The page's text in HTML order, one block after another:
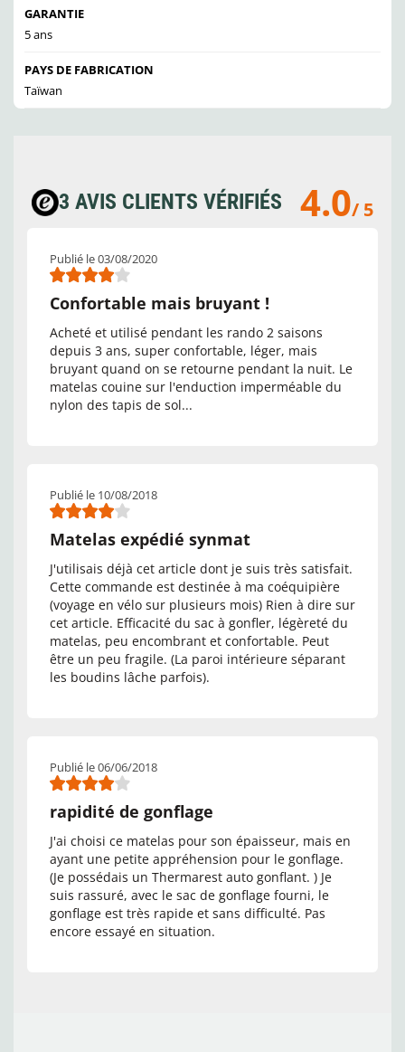
GARANTIE
5 ans
PAYS DE FABRICATION
Taïwan
3 AVIS CLIENTS VÉRIFIÉS 4.0/ 5
Publié le 03/08/2020
Confortable mais bruyant !
Acheté et utilisé pendant les rando 2 saisons
depuis 3 ans, super confortable, léger, mais
bruyant quand on se retourne pendant la nuit. Le
matelas couine sur l'enduction imperméable du
nylon des tapis de sol...
Publié le 10/08/2018
Matelas expédié synmat
J'utilisais déjà cet article dont je suis très satisfait.
Cette commande est destinée à ma coéquipière
(voyage en vélo sur plusieurs mois) Rien à dire sur
cet article. Efficacité du sac à gonfler, légèreté du
matelas, peu encombrant et confortable. Peut
être un peu fragile. (La paroi intérieure séparant
les boudins lâche parfois).
Publié le 06/06/2018
rapidité de gonflage
J'ai choisi ce matelas pour son épaisseur, mais en
ayant une petite appréhension pour le gonflage.
(Je possédais un Thermarest auto gonflant. ) Je
suis rassuré, avec le sac de gonflage fourni, le
gonflage est très rapide et sans difficulté. Pas
encore essayé en situation.